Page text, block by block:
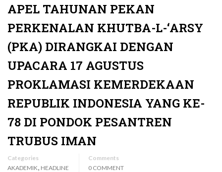
APEL TAHUNAN PEKAN
PERKENALAN KHUTBA-L-‘ARSY
(PKA) DIRANGKAI DENGAN
UPACARA 17 AGUSTUS
PROKLAMASI KEMERDEKAAN
REPUBLIK INDONESIA YANG KE-
78 DI PONDOK PESANTREN
TRUBUS IMAN
Categories
AKADEMIK, HEADLINE
Comments
0 COMMENT